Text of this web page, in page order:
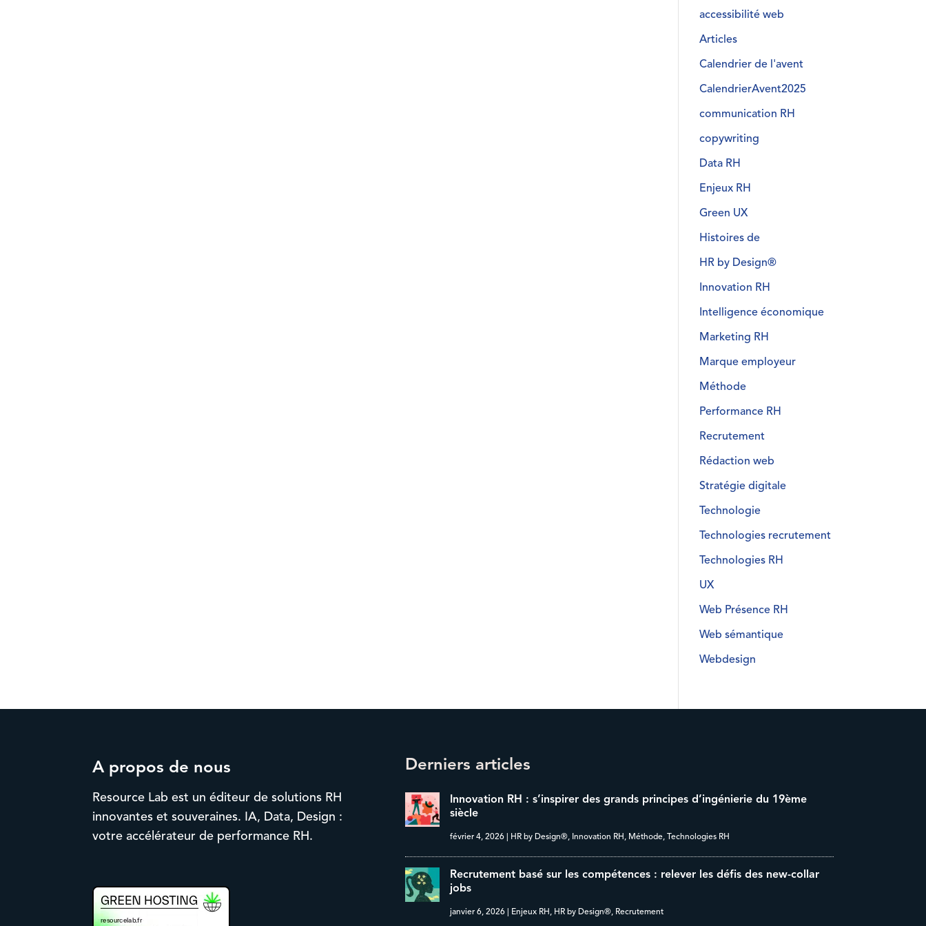
accessibilité web
Articles
Calendrier de l'avent
CalendrierAvent2025
communication RH
copywriting
Data RH
Enjeux RH
Green UX
Histoires de
HR by Design®
Innovation RH
Intelligence économique
Marketing RH
Marque employeur
Méthode
Performance RH
Recrutement
Rédaction web
Stratégie digitale
Technologie
Technologies recrutement
Technologies RH
UX
Web Présence RH
Web sémantique
Webdesign
A propos de nous
Resource Lab est un éditeur de solutions RH
innovantes et souveraines. IA, Data, Design :
votre accélérateur de performance RH.
Derniers articles
Innovation RH : s’inspirer des grands principes d’ingénierie du 19ème
siècle
février 4, 2026 | HR by Design® Innovation RH Méthode ,Technologies RH
Recrutement basé sur les compétences : relever les défis des new-collar
jobs
janvier 6, 2026 | Enjeux RH HR by Design® Recrutement